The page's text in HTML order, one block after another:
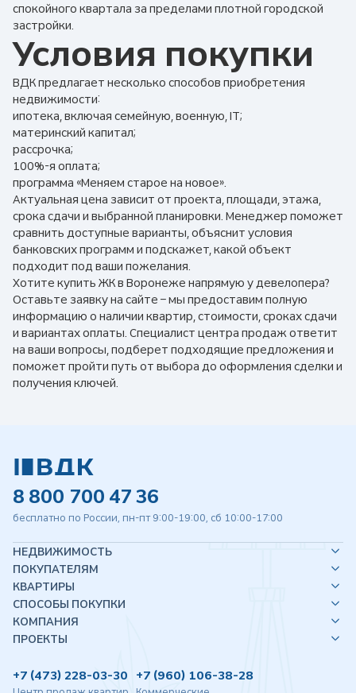
спокойного квартала за пределами плотной городской
застройки.
Условия покупки
ВДК предлагает несколько способов приобретения
недвижимости:
ипотека, включая семейную, военную, IT;
материнский капитал;
рассрочка;
100%-я оплата;
программа «Меняем старое на новое».
Актуальная цена зависит от проекта, площади, этажа,
срока сдачи и выбранной планировки. Менеджер поможет
сравнить доступные варианты, объяснит условия
банковских программ и подскажет, какой объект
подходит под ваши пожелания.
Хотите купить ЖК в Воронеже напрямую у девелопера?
Оставьте заявку на сайте – мы предоставим полную
информацию о наличии квартир, стоимости, сроках сдачи
и вариантах оплаты. Специалист центра продаж ответит
на ваши вопросы, подберет подходящие предложения и
поможет пройти путь от выбора до оформления сделки и
получения ключей.
8 800 700 47 36
бесплатно по России, пн-пт 9:00-19:00, сб 10:00-17:00
НЕДВИЖИМОСТЬ
ПОКУПАТЕЛЯМ
КВАРТИРЫ
СПОСОБЫ ПОКУПКИ
КОМПАНИЯ
ПРОЕКТЫ
+7 (473) 228-03-30 +7 (960) 106-38-28